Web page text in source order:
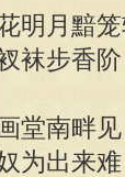
明月黯
袜步香阶
堂南畔见
为出来难